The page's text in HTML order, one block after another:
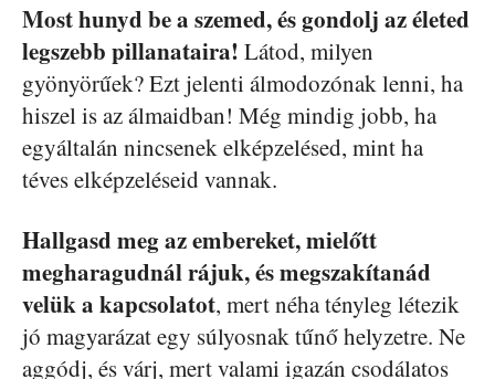
Most hunyd be a szemed, és gondolj az életed
legszebb pillanataira! Látod, milyen
gyönyörűek? Ezt jelenti álmodozónak lenni, ha
hiszel is az álmaidban! Még mindig jobb, ha
egyáltalán nincsenek elképzelésed, mint ha
téves elképzeléseid vannak.
Hallgasd meg az embereket, mielőtt
megharagudnál rájuk, és megszakítanád
velük a kapcsolatot, mert néha tényleg létezik
jó magyarázat egy súlyosnak tűnő helyzetre. Ne
aggódj, és várj, mert valami igazán csodálatos